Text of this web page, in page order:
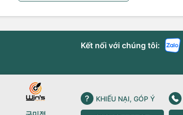
Kết nối với chúng tôi:
KHIẾU NẠI, GÓP Ý